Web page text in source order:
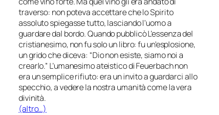
traverso: non poteva accettare che lo Spirito
assoluto spiegasse tutto, lasciando l’uomo a
guardare dal bordo. Quando pubblicò L’essenza del
cristianesimo, non fu solo un libro: fu un’esplosione,
un grido che diceva: “Dio non esiste, siamo noi a
crearlo.” L’umanesimo ateistico di Feuerbach non
era un semplice rifiuto: era un invito a guardarci allo
specchio, a vedere la nostra umanità come la vera
divinità.
(altro…)